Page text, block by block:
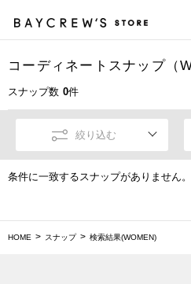
コーディネートスナップ（
スナップ数 0件
絞り込む
条件に一致するスナップがありません。
HOME スナップ 検索結果(WOMEN)